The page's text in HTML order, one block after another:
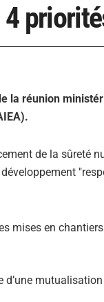
4
la réunion
de la sûreté
mises en